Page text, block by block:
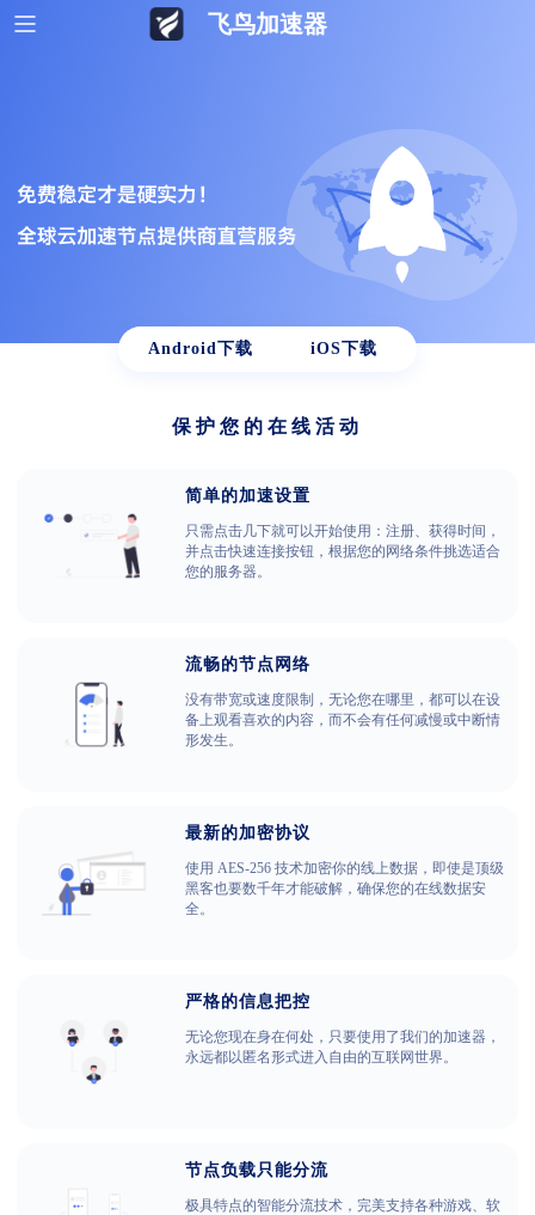
飞鸟加速器
Android下载 iOS下载
保护您的在线活动
简单的加速设置
只需点击几下就可以开始使用：注册、获得时间，
并点击快速连接按钮，根据您的网络条件挑选适合
您的服务器。
流畅的节点网络
没有带宽或速度限制，无论您在哪里，都可以在设
备上观看喜欢的内容，而不会有任何减慢或中断情
形发生。
最新的加密协议
使用 AES-256 技术加密你的线上数据，即使是顶级
黑客也要数千年才能破解，确保您的在线数据安
全。
严格的信息把控
无论您现在身在何处，只要使用了我们的加速器，
永远都以匿名形式进入自由的互联网世界。
节点负载只能分流
极具特点的智能分流技术，完美支持各种游戏、软